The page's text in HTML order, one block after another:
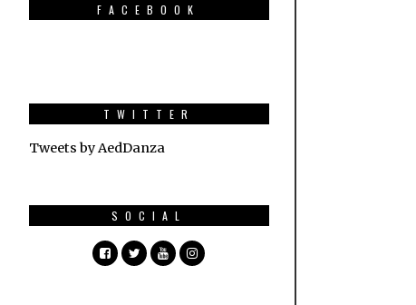
FACEBOOK
TWITTER
Tweets by AedDanza
SOCIAL